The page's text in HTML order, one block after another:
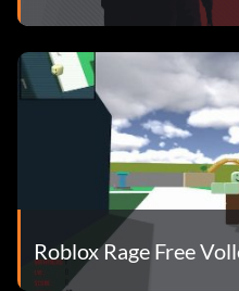
Roblox Rage Free